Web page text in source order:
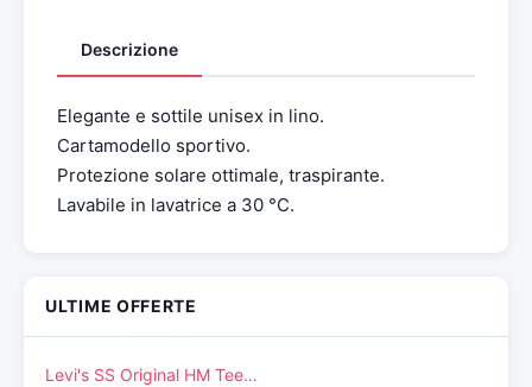
Descrizione
Elegante e sottile unisex in lino.
Cartamodello sportivo.
Protezione solare ottimale, traspirante.
Lavabile in lavatrice a 30 °C.
ULTIME OFFERTE
Levi's SS Original HM Tee…